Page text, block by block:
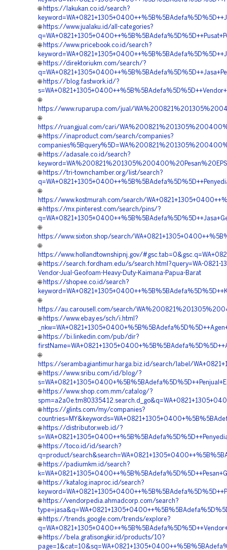
🌐 https://lakukan.co.id/search?
🌐 https://www.jualaku.id/all-categories?
🌐 https://www.pricebook.co.id/search?
🌐 https://direktoriukm.com/search/?
🌐 https://blog.fastwork.id/?
🌐
https://www.ruparupa.com/jual/
🌐
https://ruangjual.com/cari/
🌐 https://inaproduct.com/search/companies?
🌐 https://adasale.co.id/search?
🌐 https://tri-townchamber.org/list/search?
🌐
https://www.kostmurah.com/search/
🌐 https://mx.pinterest.com/search/pins/?
🌐
https://www.sixton.shop/search/
🌐
https://www.hollandtownshipnj.gov/
🌐 https://search.fordham.edu/s/search.html?query=WA-0821-
Vendor-Jual-Geofoam-Heavy-Duty-Kaimana-Papua-Barat
🌐 https://shopee.co.id/search?
🌐
https://au.carousell.com/search/
🌐 https://www.ebay.es/sch/i.html?
🌐 https://bi.linkedin.com/pub/dir?
🌐
https://serambagiantimur.harga.biz.id/search/label/
🌐 https://www.sribu.com/id/blog/?
🌐 https://www.shop.com.mm/catalog/?
🌐 https://glints.com/my/companies?
🌐 https://distributor.web.id/?
🌐 https://toco.id/id/search?
q=product/
🌐 https://padiumkm.id/search?
🌐 https://katalog.inaproc.id/search?
🌐 https://vendorpedia.ahmadcorp.com/search?
🌐 https://trends.google.com/trends/explore?
🌐 https://bela.gratisongkir.id/products/10?